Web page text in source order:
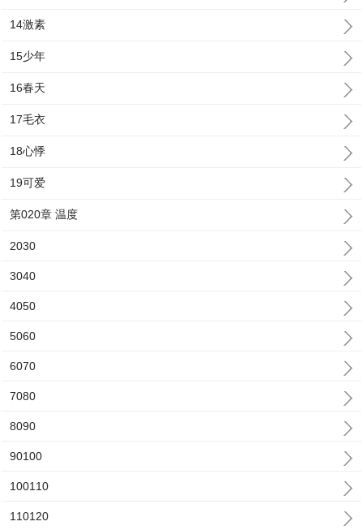
14激素
15少年
16春天
17毛衣
18心悸
19可爱
第020章 温度
2030
3040
4050
5060
6070
7080
8090
90100
100110
110120